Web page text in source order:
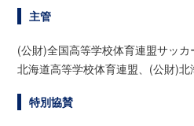
主管
(公財)全国高等学校体育連盟サッカ
北海道高等学校体育連盟、(公財)
特別協賛